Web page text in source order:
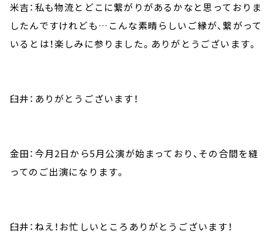
米吉：私も物流とどこに繋がりがあるかなと思っておりま
したんですけれども…こんな素晴らしいご縁が、繋がって
いるとは！楽しみに参りました。ありがとうございます。
臼井：ありがとうございます！
金田：今月2日から5月公演が始まっており、その合間を縫
ってのご出演になります。
臼井：ねえ！お忙しいところありがとうございます！